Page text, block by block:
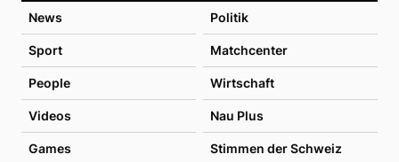
News Politik
Sport Matchcenter
People Wirtschaft
Videos Nau Plus
Games Stimmen der Schweiz